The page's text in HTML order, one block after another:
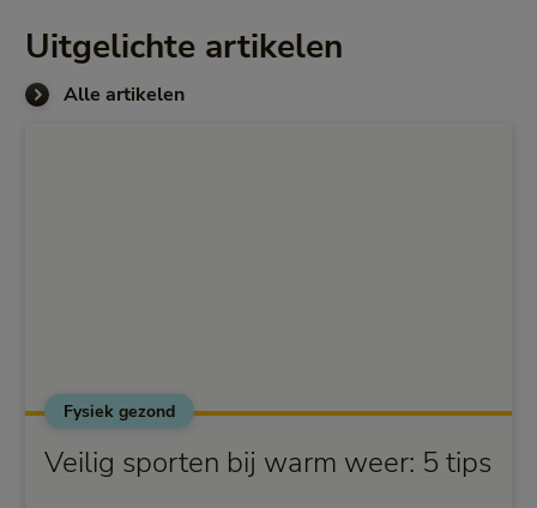
Uitgelichte artikelen
Alle artikelen
Fysiek gezond
Veilig sporten bij warm weer: 5 tips